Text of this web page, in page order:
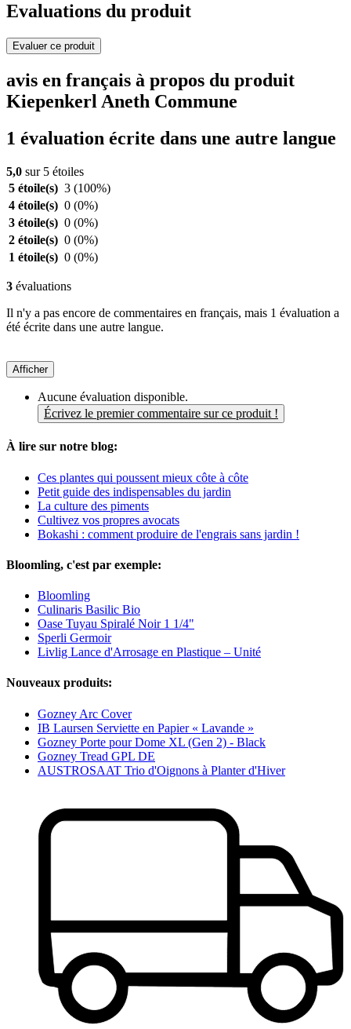
Evaluations du produit
Evaluer ce produit
avis en français à propos du produit
Kiepenkerl Aneth Commune
1 évaluation écrite dans une autre langue
5,0 sur 5 étoiles
5 étoile(s) 3 (100%)
4 étoile(s) 0 (0%)
3 étoile(s) 0 (0%)
2 étoile(s) 0 (0%)
1 étoile(s) 0 (0%)
3 évaluations
Il n'y a pas encore de commentaires en français, mais 1 évaluation a
été écrite dans une autre langue.
Afficher
Aucune évaluation disponible.
Écrivez le premier commentaire sur ce produit !
À lire sur notre blog:
Ces plantes qui poussent mieux côte à côte
Petit guide des indispensables du jardin
La culture des piments
Cultivez vos propres avocats
Bokashi : comment produire de l'engrais sans jardin !
Bloomling, c'est par exemple:
Bloomling
Culinaris Basilic Bio
Oase Tuyau Spiralé Noir 1 1/4"
Sperli Germoir
Livlig Lance d'Arrosage en Plastique – Unité
Nouveaux produits:
Gozney Arc Cover
IB Laursen Serviette en Papier « Lavande »
Gozney Porte pour Dome XL (Gen 2) - Black
Gozney Tread GPL DE
AUSTROSAAT Trio d'Oignons à Planter d'Hiver